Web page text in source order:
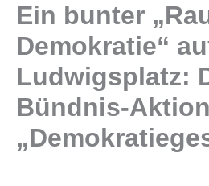
Ein bunter
Demokratie“
Ludwigsplatz:
Bündnis-Aktion